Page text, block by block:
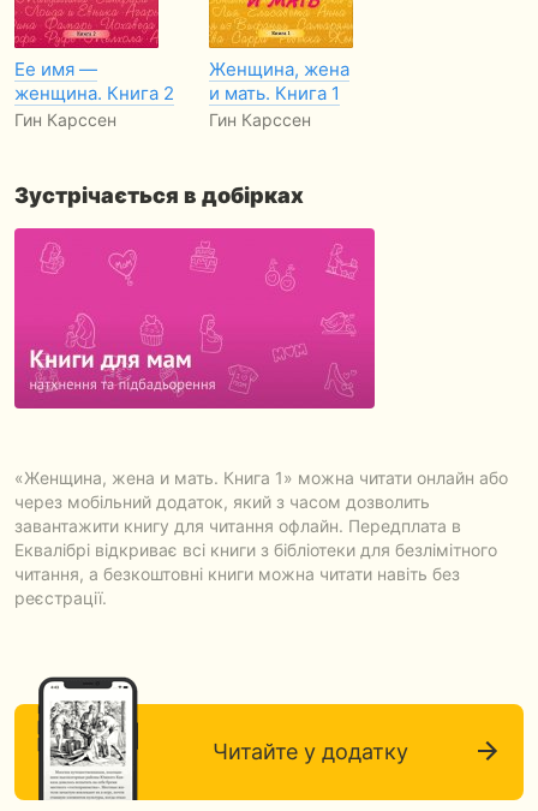
Ее имя —
женщина. Книга 2
Гин Карссен
Женщина, жена
и мать. Книга 1
Гин Карссен
Зустрічається в добірках
«Женщина, жена и мать. Книга 1» можна читати онлайн або
через мобільний додаток, який з часом дозволить
завантажити книгу для читання офлайн. Передплата в
Еквалібрі відкриває всі книги з бібліотеки для безлімітного
читання, а безкоштовні книги можна читати навіть без
реєстрації.
Читайте у додатку